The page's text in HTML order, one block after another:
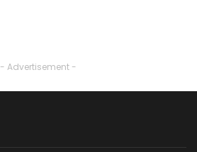
- Advertisement -